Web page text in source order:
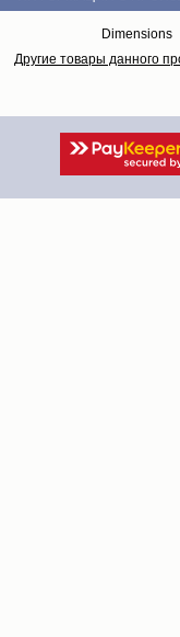
Dimensions
Другие товары данного